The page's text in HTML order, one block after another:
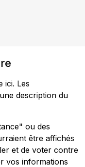
ici. Les
description du
ou des
être affichés
et de voter contre
vos informations